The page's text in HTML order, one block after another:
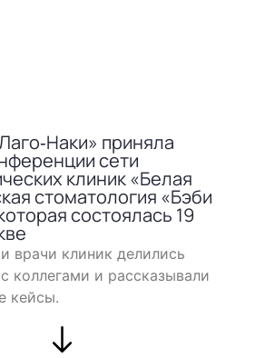
приняла
сети
клиник «Белая
стоматология «Бэби
состоялась 19
врачи клиник делились
коллегами и рассказывали
кейсы.